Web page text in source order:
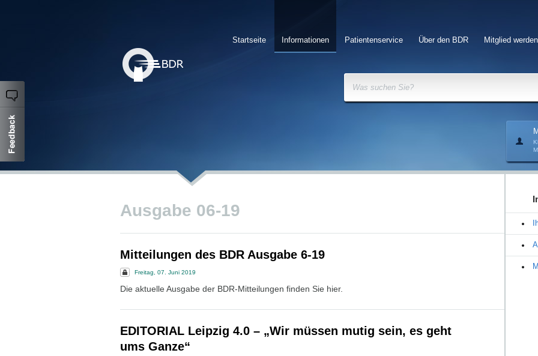
Mitglied werden
Über den BDR
Patientenservice
Informationen
Startseite
Was suchen Sie?
Ausgabe 06-19
Mitteilungen des BDR Ausgabe 6-19
Freitag, 07. Juni 2019
Die aktuelle Ausgabe der BDR-Mitteilungen finden Sie hier.
EDITORIAL Leipzig 4.0 – „Wir müssen mutig sein, es geht
ums Ganze“